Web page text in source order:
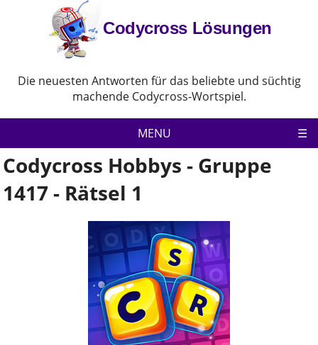
Codycross Lösungen
Die neuesten Antworten für das beliebte und süchtig
machende Codycross-Wortspiel.
MENU
Codycross
Datenschutz-Bestimmungen
Haftungsausschluss Kontaktiere uns
Codycross Hobbys - Gruppe
1417 - Rätsel 1